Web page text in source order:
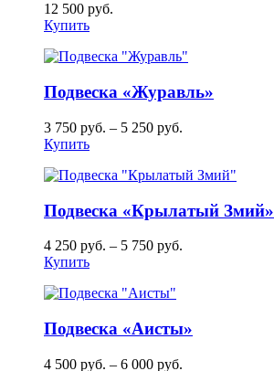
12 500 руб.
Купить
Подвеска «Журавль»
3 750 руб. – 5 250 руб.
Купить
Подвеска «Крылатый Змий»
4 250 руб. – 5 750 руб.
Купить
Подвеска «Аисты»
4 500 руб. – 6 000 руб.